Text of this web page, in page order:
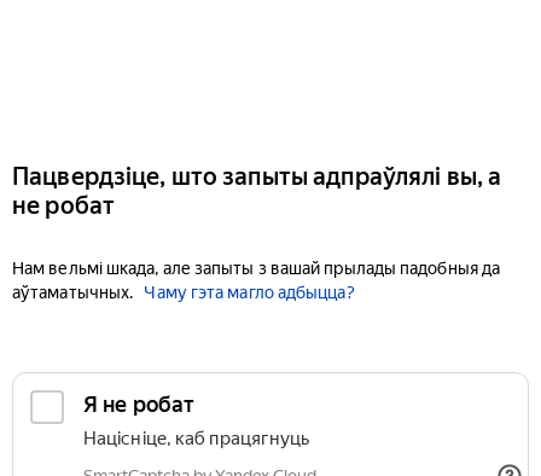
Пацвердзіце, што запыты адпраўлялі вы, а
не робат
Нам вельмі шкада, але запыты з вашай прылады падобныя да
аўтаматычных.
Чаму гэта магло адбыцца?
Я не робат
Націсніце, каб працягнуць